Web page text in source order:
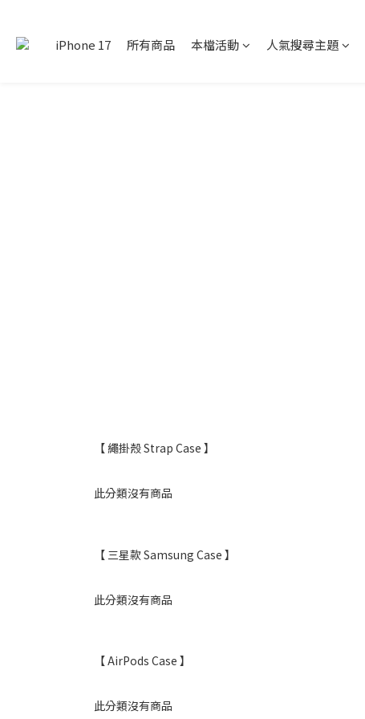
iPhone 17 所有商品 本檔活動 人氣搜尋主題
【 繩掛殼 Strap Case 】
此分類沒有商品
【 三星款 Samsung Case 】
此分類沒有商品
【 AirPods Case 】
此分類沒有商品